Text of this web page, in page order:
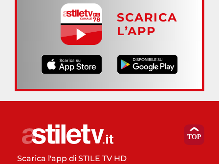
SCARICA
L’APP
Scarica l'app di STILE TV HD